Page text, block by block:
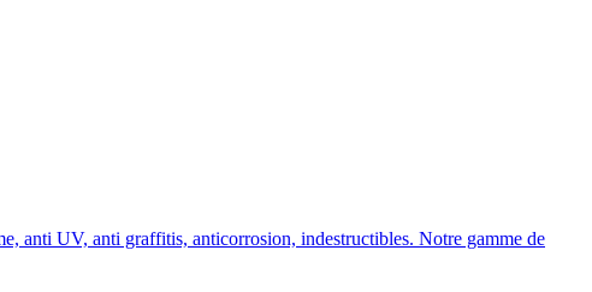
anti UV, anti graffitis, anticorrosion, indestructibles. Notre gamme de